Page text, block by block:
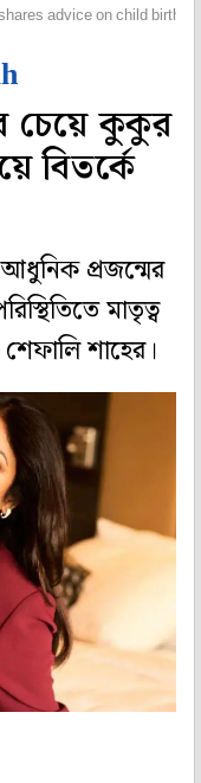
advice on child birth
চেয়ে কুকুর
বিতর্কে
প্রজন্মের
মাতৃত্ব
শাহের।